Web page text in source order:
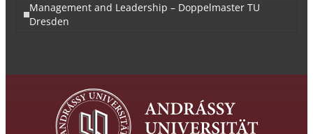
Management and Leadership – Doppelmaster TU
Dresden